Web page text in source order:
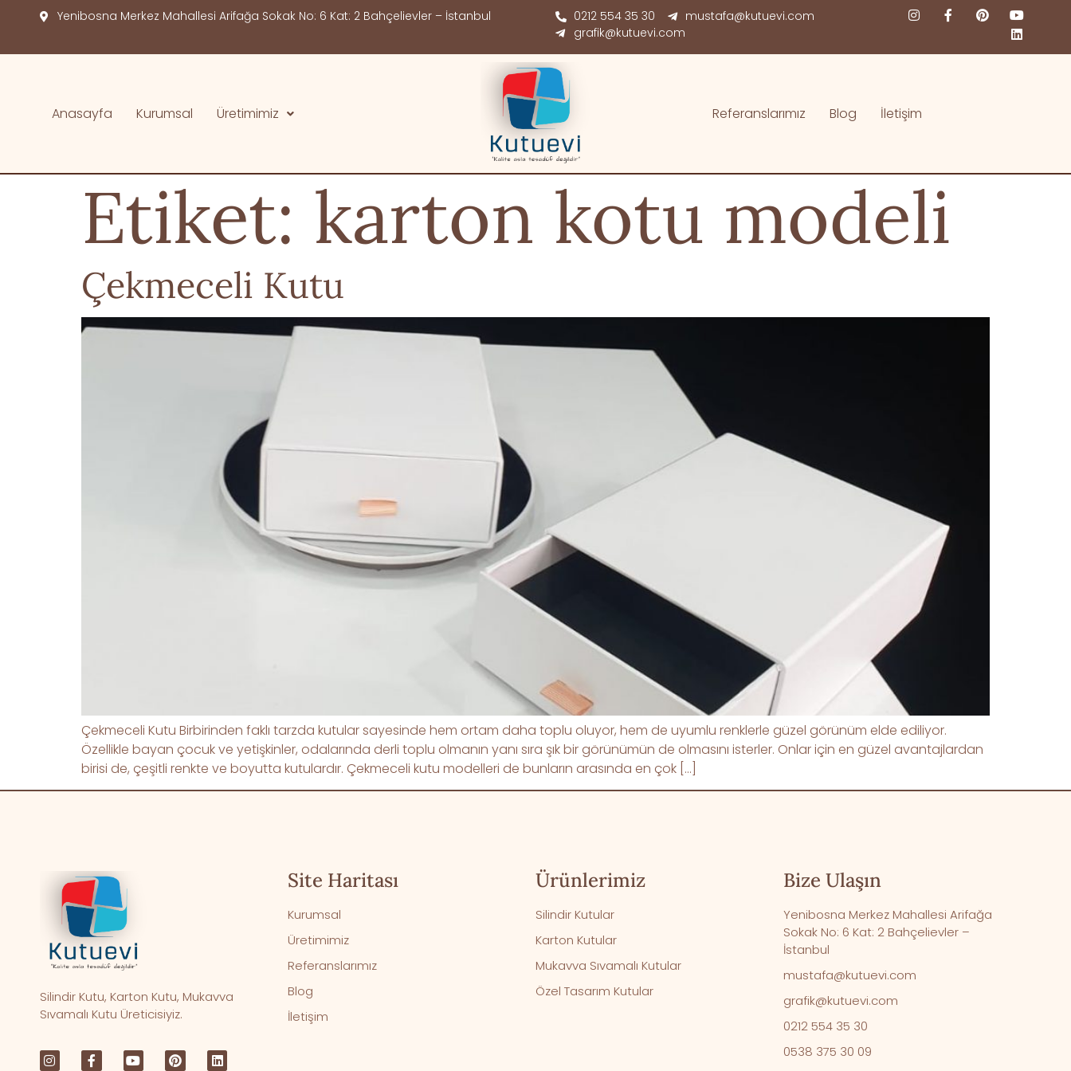
Yenibosna Merkez Mahallesi Arifağa Sokak No: 6 Kat: 2 Bahçelievler – İstanbul 0212 554 35 30
mustafa@kutuevi.com
grafik@kutuevi.com
Anasayfa Kurumsal Üretimimiz Referanslarımız Blog İletişim
Etiket: karton kotu modeli
Çekmeceli Kutu
Çekmeceli Kutu Birbirinden faklı tarzda kutular sayesinde hem ortam daha toplu oluyor, hem de uyumlu renklerle güzel görünüm elde ediliyor.
Özellikle bayan çocuk ve yetişkinler, odalarında derli toplu olmanın yanı sıra şık bir görünümün de olmasını isterler. Onlar için en güzel avantajlardan
birisi de, çeşitli renkte ve boyutta kutulardır. Çekmeceli kutu modelleri de bunların arasında en çok […]
Silindir Kutu, Karton Kutu, Mukavva
Sıvamalı Kutu Üreticisiyiz.
Site Haritası
Kurumsal
Üretimimiz
Referanslarımız
Blog
İletişim
Ürünlerimiz
Silindir Kutular
Karton Kutular
Mukavva Sıvamalı Kutular
Özel Tasarım Kutular
Bize Ulaşın
Yenibosna Merkez Mahallesi Arifağa
Sokak No: 6 Kat: 2 Bahçelievler –
İstanbul
mustafa@kutuevi.com
grafik@kutuevi.com
0212 554 35 30
0538 375 30 09